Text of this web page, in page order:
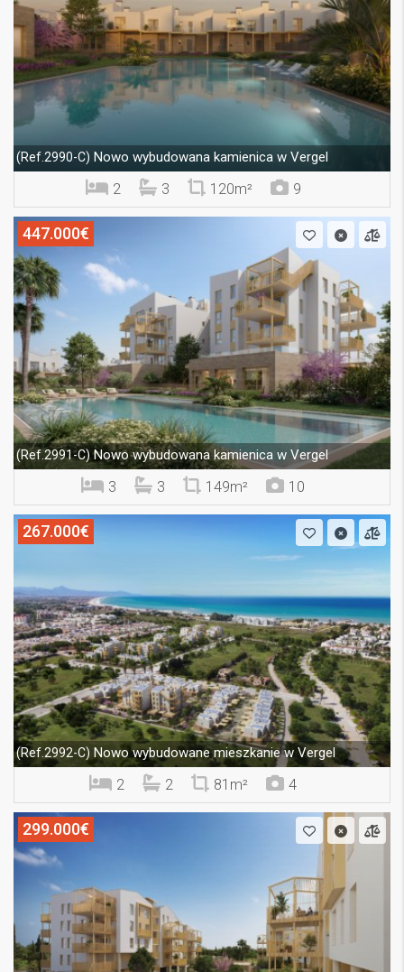
(Ref.2990-C) Nowo wybudowana kamienica w Vergel
2 3 120m² 9
447.000€
(Ref.2991-C)Nowo wybudowana kamienica w Vergel
3 3 149m² 10
267.000€
(Ref.2992-C) Nowo wybudowane mieszkanie w Vergel
2 2 81m² 4
299.000€